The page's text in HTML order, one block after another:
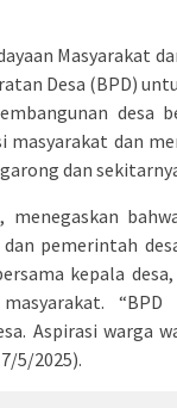
Masyarakat
Desa (BPD)
desa
dan
dan
menegaskan
pemerintah
kepala
Aspirasi warga
5/2025).